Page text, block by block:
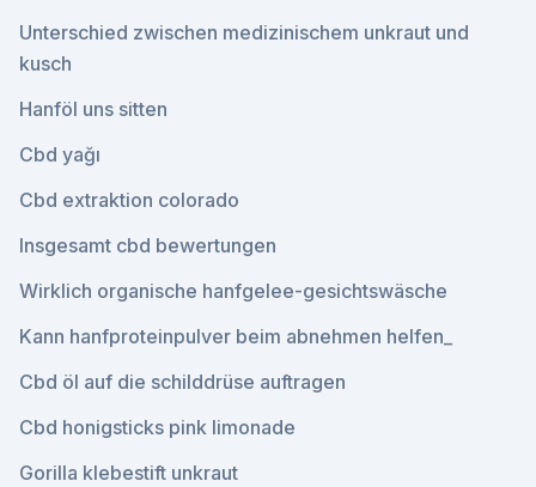
Unterschied zwischen medizinischem unkraut und
kusch
Hanföl uns sitten
Cbd yağı
Cbd extraktion colorado
Insgesamt cbd bewertungen
Wirklich organische hanfgelee-gesichtswäsche
Kann hanfproteinpulver beim abnehmen helfen_
Cbd öl auf die schilddrüse auftragen
Cbd honigsticks pink limonade
Gorilla klebestift unkraut